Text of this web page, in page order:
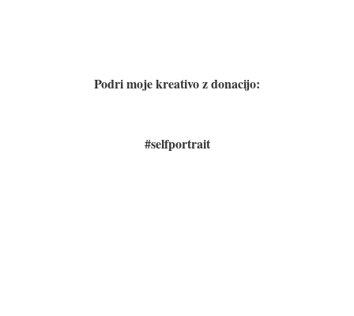
Podri moje kreativo z donacijo:
#selfportrait